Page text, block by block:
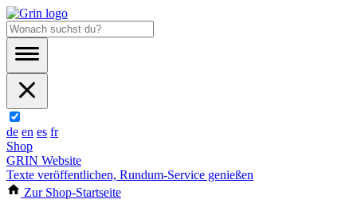
de en es fr
Shop
GRIN Website
Texte veröffentlichen, Rundum-Service genießen
Zur Shop-Startseite